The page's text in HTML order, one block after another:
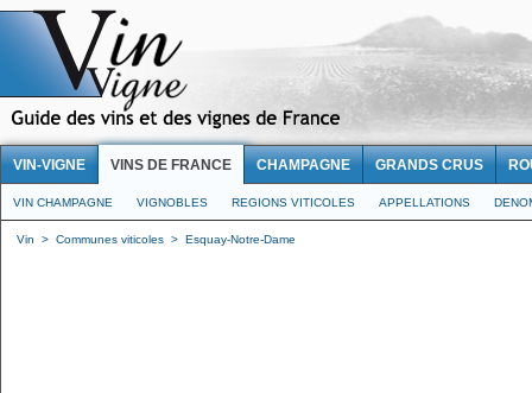
VIN-VIGNE VINS DE FRANCE CHAMPAGNE GRANDS CRUS
VIN CHAMPAGNE VIGNOBLES REGIONS VITICOLES APPELLATIONS
Vin > Communes viticoles > Esquay-Notre-Dame